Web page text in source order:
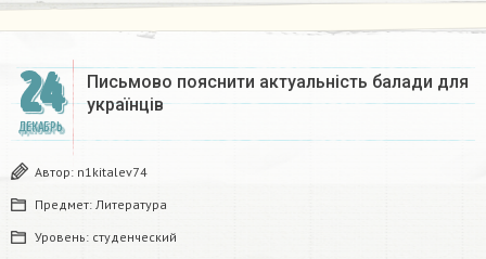
24
ДЕКАБРЬ
Письмово пояснити актуальність балади для
українців
Автор: n1kitalev74
Предмет: Литература
Уровень: студенческий